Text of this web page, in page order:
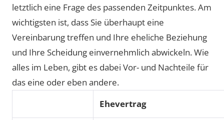
letztlich eine Frage des passenden Zeitpunktes. Am
wichtigsten ist, dass Sie überhaupt eine
Vereinbarung treffen und Ihre eheliche Beziehung
und Ihre Scheidung einvernehmlich abwickeln. Wie
alles im Leben, gibt es dabei Vor- und Nachteile für
das eine oder eben andere.
Ehevertrag